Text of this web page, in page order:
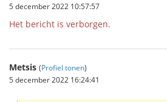
5 december 2022 10:57:57
Het bericht is verborgen.
Metsis (Profiel tonen)
5 december 2022 16:24:41